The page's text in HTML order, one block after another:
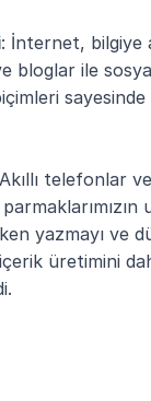
: İnternet, bilgiye
bloglar ile
sayesinde
telefonlar
yazmayı ve
üretimini